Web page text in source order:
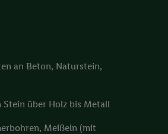
an Beton, Naturstein,
über Holz bis Metall
Meißeln (mit